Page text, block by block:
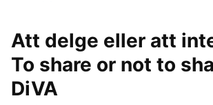
Att delge eller att
To share or not to
DiVA